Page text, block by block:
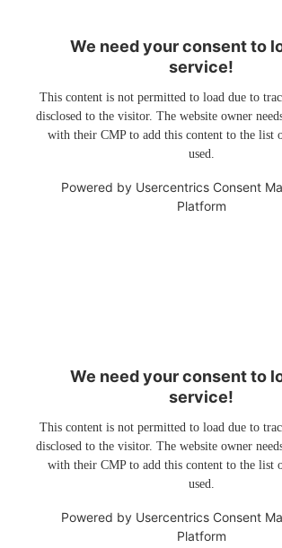
We need your consent to
service!
This content is not permitted to load due to
disclosed to the visitor. The website owner
with their CMP to add this content to the list
used.
Powered by Usercentrics Consent
Platform
We need your consent to
service!
This content is not permitted to load due to
disclosed to the visitor. The website owner
with their CMP to add this content to the list
used.
Powered by Usercentrics Consent
Platform